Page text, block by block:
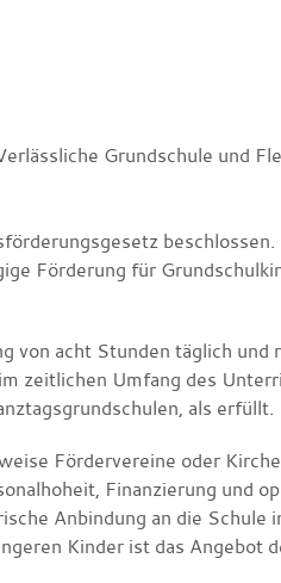
Grundschule und
Förderung für
von acht Stunden täglich und
zeitlichen Umfang des
als erfüllt.
Fördervereine oder
Finanzierung und
Anbindung an die Schule
Kinder ist das Angebot